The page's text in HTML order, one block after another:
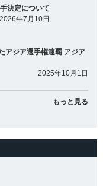
決定について
2026年7月10日
アジア選手権連覇 アジア
2025年10月1日
もっと見る